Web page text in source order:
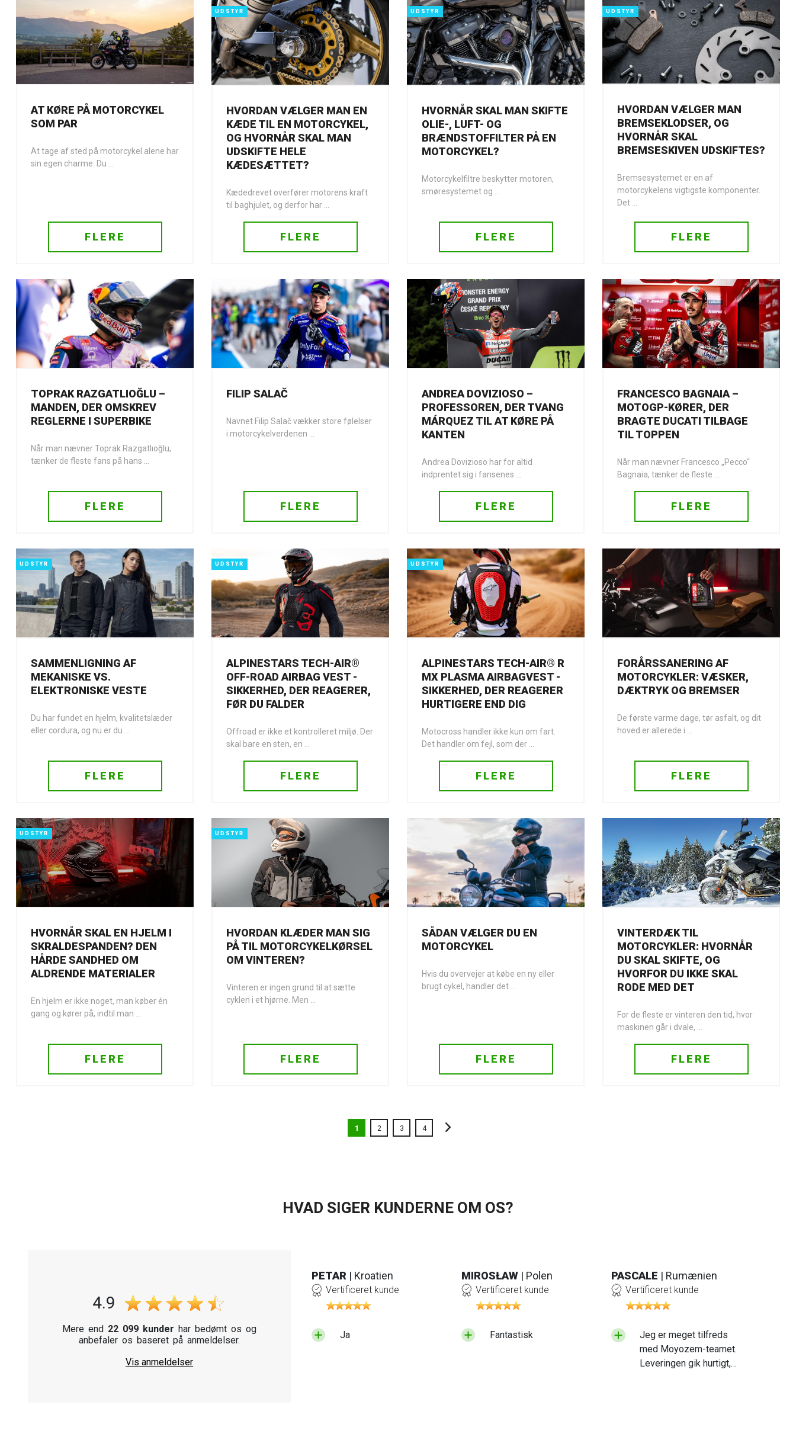
AT KØRE PÅ MOTORCYKEL
SOM PAR
At tage af sted på motorcykel alene har
sin egen charme. Du ...
FLERE
UDSTYR
HVORDAN VÆLGER MAN EN
KÆDE TIL EN MOTORCYKEL,
OG HVORNÅR SKAL MAN
UDSKIFTE HELE
KÆDESÆTTET?
Kædedrevet overfører motorens kraft
til baghjulet, og derfor har ...
FLERE
UDSTYR
HVORNÅR SKAL MAN SKIFTE
OLIE-, LUFT- OG
BRÆNDSTOFFILTER PÅ EN
MOTORCYKEL?
Motorcykelfiltre beskytter motoren,
smøresystemet og ...
FLERE
UDSTYR
HVORDAN VÆLGER MAN
BREMSEKLODSER, OG
HVORNÅR SKAL
BREMSESKIVEN UDSKIFTES?
Bremsesystemet er en af
motorcykelens vigtigste komponenter.
Det ...
FLERE
TOPRAK RAZGATLIOĞLU –
MANDEN, DER OMSKREV
REGLERNE I SUPERBIKE
Når man nævner Toprak Razgatlıoğlu,
tænker de fleste fans på hans ...
FLERE
FILIP SALAČ
Navnet Filip Salač vækker store følelser
i motorcykelverdenen ...
FLERE
ANDREA DOVIZIOSO –
PROFESSOREN, DER TVANG
MÁRQUEZ TIL AT KØRE PÅ
KANTEN
Andrea Dovizioso har for altid
indprentet sig i fansenes ...
FLERE
FRANCESCO BAGNAIA –
MOTOGP-KØRER, DER
BRAGTE DUCATI TILBAGE
TIL TOPPEN
Når man nævner Francesco „Pecco“
Bagnaia, tænker de fleste ...
FLERE
UDSTYR
SAMMENLIGNING AF
MEKANISKE VS.
ELEKTRONISKE VESTE
Du har fundet en hjelm, kvalitetslæder
eller cordura, og nu er du ...
FLERE
UDSTYR
ALPINESTARS TECH-AIR®
OFF-ROAD AIRBAG VEST -
SIKKERHED, DER REAGERER,
FØR DU FALDER
Offroad er ikke et kontrolleret miljø. Der
skal bare en sten, en ...
FLERE
UDSTYR
ALPINESTARS TECH-AIR® R
MX PLASMA AIRBAGVEST -
SIKKERHED, DER REAGERER
HURTIGERE END DIG
Motocross handler ikke kun om fart.
Det handler om fejl, som der ...
FLERE
FORÅRSSANERING AF
MOTORCYKLER: VÆSKER,
DÆKTRYK OG BREMSER
De første varme dage, tør asfalt, og dit
hoved er allerede i ...
FLERE
UDSTYR
HVORNÅR SKAL EN HJELM I
SKRALDESPANDEN? DEN
HÅRDE SANDHED OM
ALDRENDE MATERIALER
En hjelm er ikke noget, man køber én
gang og kører på, indtil man ...
FLERE
UDSTYR
HVORDAN KLÆDER MAN SIG
PÅ TIL MOTORCYKELKØRSEL
OM VINTEREN?
Vinteren er ingen grund til at sætte
cyklen i et hjørne. Men ...
FLERE
SÅDAN VÆLGER DU EN
MOTORCYKEL
Hvis du overvejer at købe en ny eller
brugt cykel, handler det ...
FLERE
VINTERDÆK TIL
MOTORCYKLER: HVORNÅR
DU SKAL SKIFTE, OG
HVORFOR DU IKKE SKAL
RODE MED DET
For de fleste er vinteren den tid, hvor
maskinen går i dvale, ...
FLERE
1 2 3 4
HVAD SIGER KUNDERNE OM OS?
4.9
Mere end 22 099 kunder har bedømt os og
anbefaler os baseret på anmeldelser.
Vis anmeldelser
PETAR | Kroatien
Vertificeret kunde
Ja
MIROSŁAW | Polen
Vertificeret kunde
Fantastisk
PASCALE | Rumænien
Vertificeret kunde
Jeg er meget tilfreds
med Moyozem-teamet.
Leveringen gik hurtigt,